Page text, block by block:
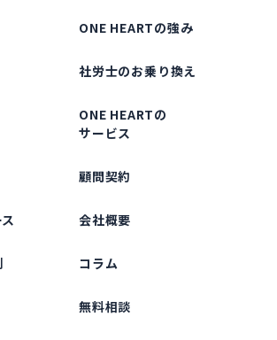
ONE HEARTの強み
社労士のお乗り換え
ONE HEARTの
サービス
顧問契約
会社概要
コラム
無料相談